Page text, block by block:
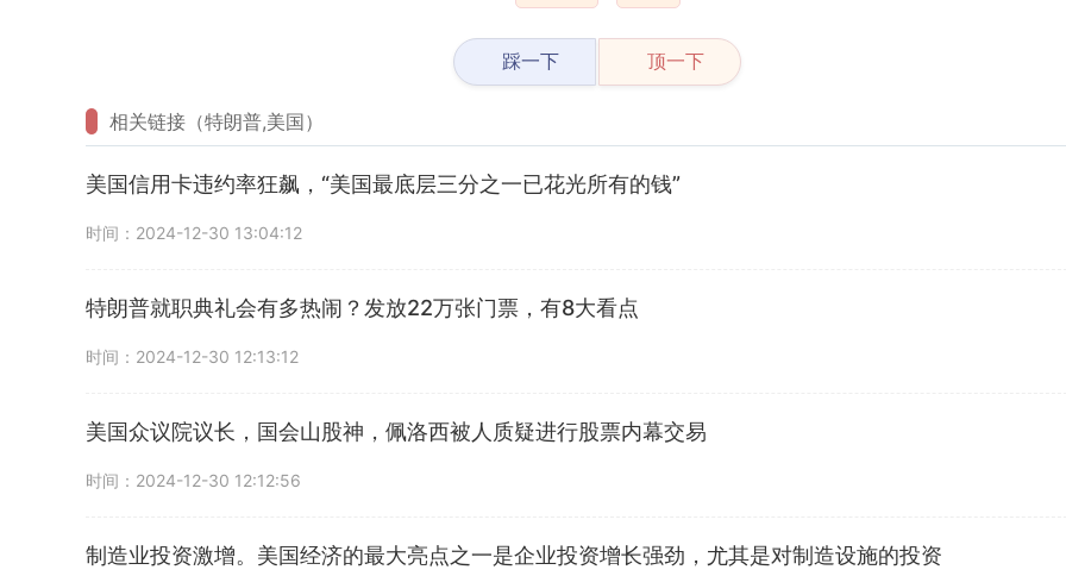
踩一下 顶一下
相关链接（特朗普,美国）
美国信用卡违约率狂飙，“美国最底层三分之一已花光所有的钱”
时间：2024-12-30 13:04:12
特朗普就职典礼会有多热闹？发放22万张门票，有8大看点
时间：2024-12-30 12:13:12
美国众议院议长，国会山股神，佩洛西被人质疑进行股票内幕交易
时间：2024-12-30 12:12:56
制造业投资激增。美国经济的最大亮点之一是企业投资增长强劲，尤其是对制造设施的投资